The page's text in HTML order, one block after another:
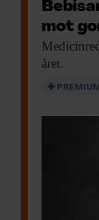
mot
året.
PREMIUM